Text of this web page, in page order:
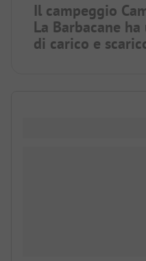
Il campeggio
La Barbacane
di carico e